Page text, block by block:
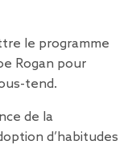
le programme
Rogan pour
tend.
de la
d’habitudes